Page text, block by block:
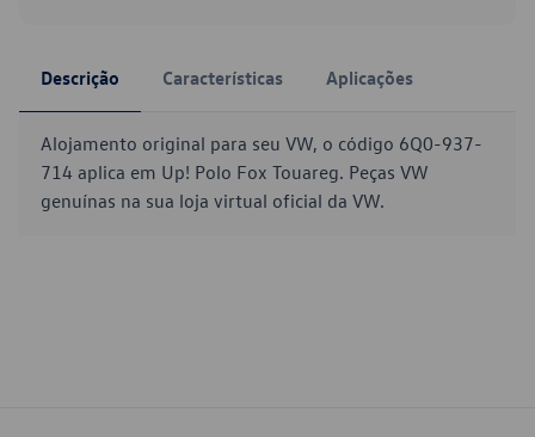
Descrição Características Aplicações
Alojamento original para seu VW, o código 6Q0-937-
714 aplica em Up! Polo Fox Touareg. Peças VW
genuínas na sua loja virtual oficial da VW.